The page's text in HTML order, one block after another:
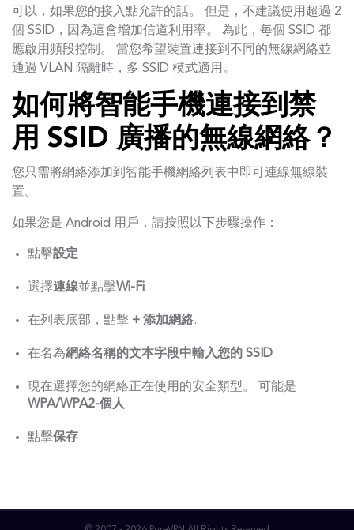
可以，如果您的接入點允許的話。 但是，不建議使用超過 2
個 SSID，因為這會增加信道利用率。 為此，每個 SSID 都
應啟用頻段控制。 當您希望裝置連接到不同的無線網絡並
通過 VLAN 隔離時，多 SSID 模式適用。
如何將智能手機連接到禁
用 SSID 廣播的無線網絡？
您只需將網絡添加到智能手機網絡列表中即可連線無線裝
置。
如果您是 Android 用戶，請按照以下步驟操作：
點擊設定
選擇連線並點擊Wi-Fi
在列表底部，點擊 + 添加網絡.
在名為網絡名稱的文本字段中輸入您的 SSID
現在選擇您的網絡正在使用的安全類型。 可能是
WPA/WPA2-個人
點擊保存